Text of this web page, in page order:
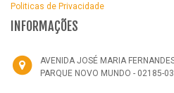
Politicas de Privacidade
INFORMAÇÕES
AVENIDA JOSÉ MARIA
PARQUE NOVO MUNDO - 02185-